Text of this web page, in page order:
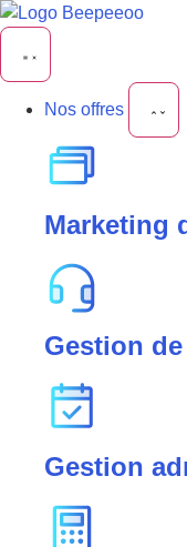
Nos offres
Marketing
Gestion
Gestion